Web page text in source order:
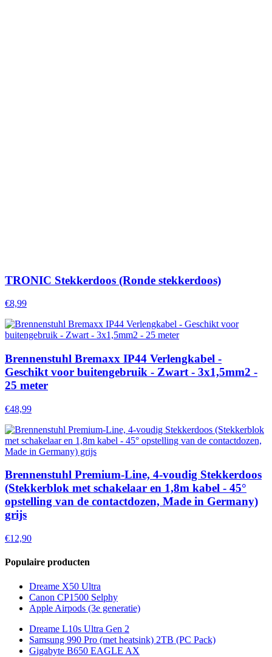
TRONIC Stekkerdoos (Ronde stekkerdoos)
€8,99
Brennenstuhl Bremaxx IP44 Verlengkabel -
Geschikt voor buitengebruik - Zwart - 3x1,5mm2 -
25 meter
€48,99
Brennenstuhl Premium-Line, 4-voudig Stekkerdoos
(Stekkerblok met schakelaar en 1,8m kabel - 45°
opstelling van de contactdozen, Made in Germany)
grijs
€12,90
Populaire producten
Dreame X50 Ultra
Canon CP1500 Selphy
Apple Airpods (3e generatie)
Dreame L10s Ultra Gen 2
Samsung 990 Pro (met heatsink) 2TB (PC Pack)
Gigabyte B650 EAGLE AX